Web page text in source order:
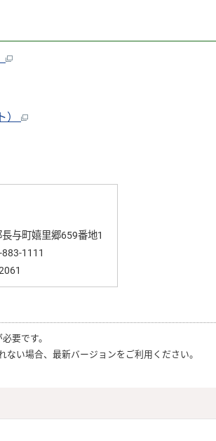
）
与町嬉里郷659番地1
1111
必要です。
ない場合、最新バージョンをご利用ください。